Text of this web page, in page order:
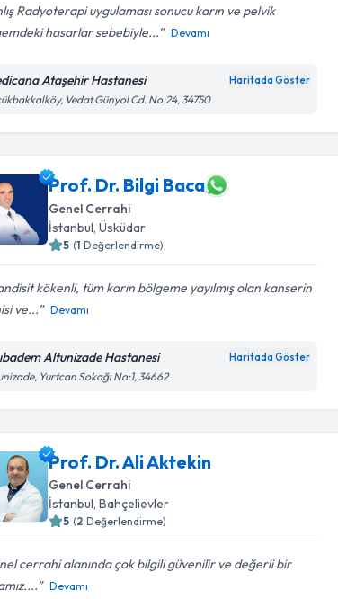
Radyoterapi uygulaması sonucu karın ve pelvik
hasarlar sebebiyle...
Devamı
Ataşehir Hastanesi Haritada Göster
Vedat Günyol Cd. No:24, 34750
Prof. Dr. Bilgi Baca
Genel Cerrahi
İstanbul , Üsküdar
5 (1 Değerlendirme)
kökenli, tüm karın bölgeme yayılmış olan kanserin
ve...
Devamı
Altunizade Hastanesi Haritada Göster
Yurtcan Sokağı No:1, 34662
Prof. Dr. Ali Aktekin
Genel Cerrahi
İstanbul , Bahçelievler
5 (2 Değerlendirme)
cerrahi alanında çok bilgili güvenilir ve değerli bir
Devamı